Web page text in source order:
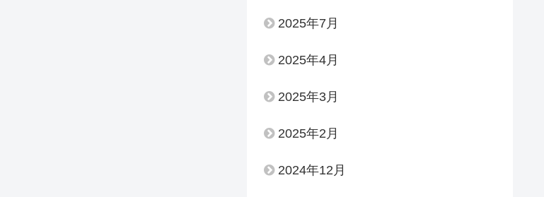
2025年7月
2025年4月
2025年3月
2025年2月
2024年12月